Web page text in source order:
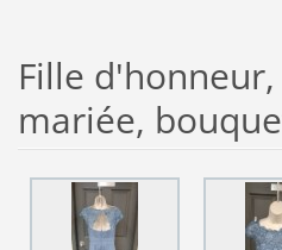
Fille
mariée,